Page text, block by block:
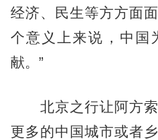
经济、民生等方方面
个意义上来说，中国
献。”
北京之行让阿方索
更多的中国城市或者